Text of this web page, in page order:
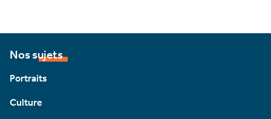
Nos sujets
Portraits
Culture